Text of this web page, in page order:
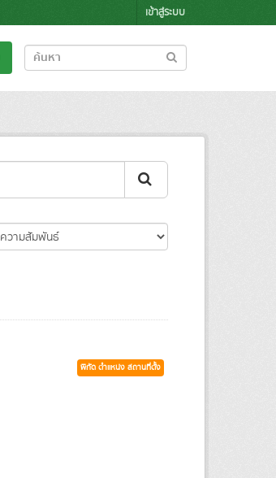
เข้าสู่ระบบ
พิกัด ตำแหน่ง สถานที่ตั้ง